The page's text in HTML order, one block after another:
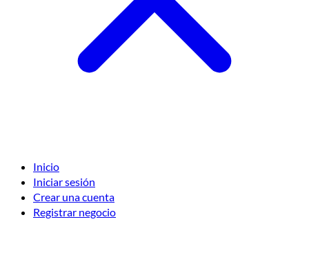
Inicio
Iniciar sesión
Crear una cuenta
Registrar negocio